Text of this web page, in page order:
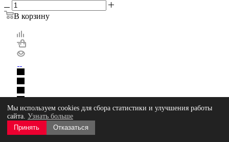
В корзину
Kukko 971-240 Ножницы по металлу фигурные
Под заказ
Арт.: 971-240
Мы используем cookies для сбора статистики и улучшения работы
сайта. Узнать больше
Принять
Отказаться